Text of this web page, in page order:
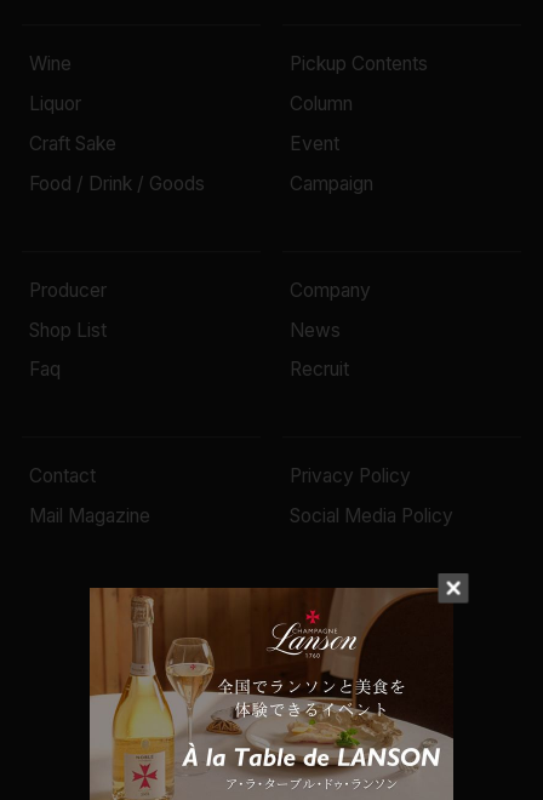
Wine
Liquor
Craft Sake
Food / Drink / Goods
Pickup Contents
Column
Event
Campaign
Producer
Shop List
Faq
Company
News
Recruit
Contact
Mail Magazine
Privacy Policy
Social Media Policy
© 2022 Mottox inc.